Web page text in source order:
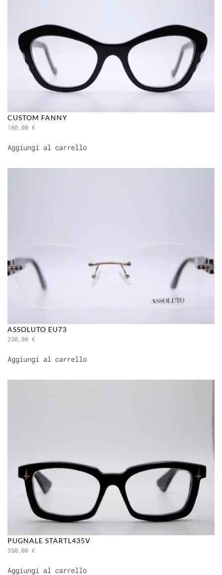
CUSTOM FANNY
180,00 €
Aggiungi al carrello
ASSOLUTO EU73
230,00 €
Aggiungi al carrello
PUGNALE STARTL435V
350,00 €
Aggiungi al carrello